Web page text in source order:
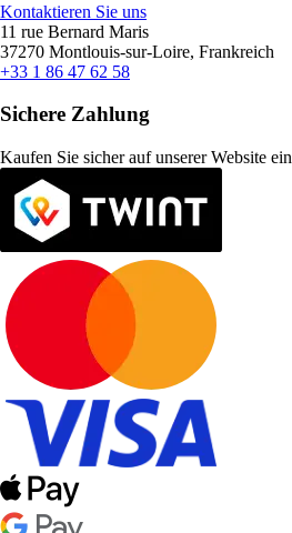
Kontaktieren Sie uns
11 rue Bernard Maris
37270 Montlouis-sur-Loire, Frankreich
+33 1 86 47 62 58
Sichere Zahlung
Kaufen Sie sicher auf unserer Website ein